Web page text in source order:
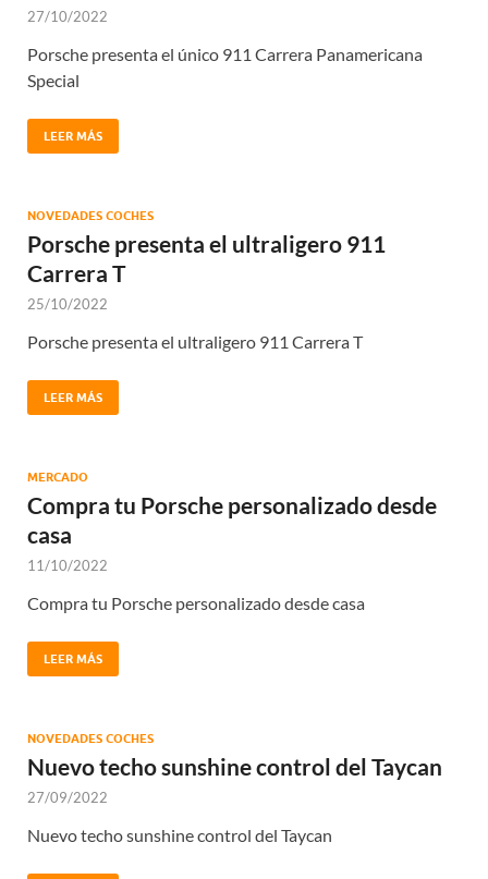
27/10/2022
Porsche presenta el único 911 Carrera Panamericana
Special
LEER MÁS
NOVEDADES COCHES
Porsche presenta el ultraligero 911
Carrera T
25/10/2022
Porsche presenta el ultraligero 911 Carrera T
LEER MÁS
MERCADO
Compra tu Porsche personalizado desde
casa
11/10/2022
Compra tu Porsche personalizado desde casa
LEER MÁS
NOVEDADES COCHES
Nuevo techo sunshine control del Taycan
27/09/2022
Nuevo techo sunshine control del Taycan